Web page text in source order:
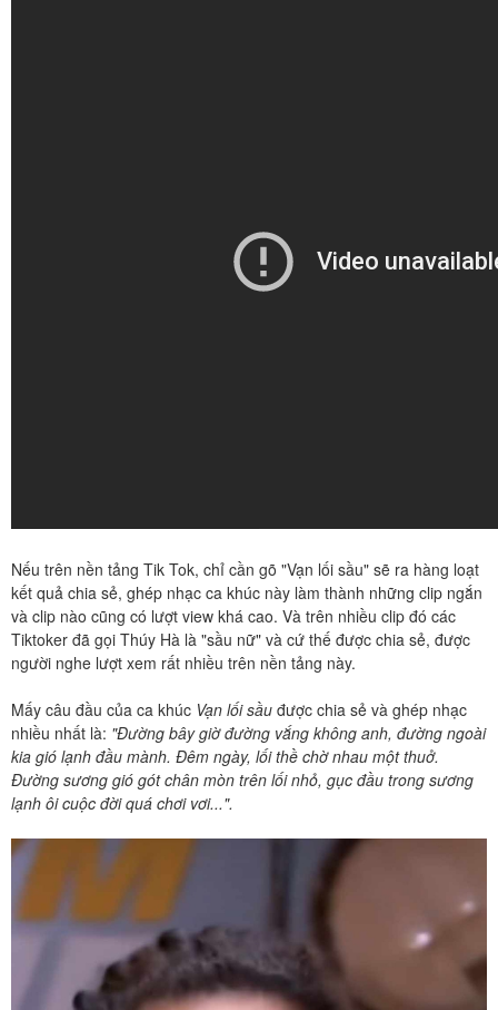
Nếu trên nền tảng Tik Tok, chỉ cần gõ "Vạn lối sầu" sẽ ra hàng loạt
kết quả chia sẻ, ghép nhạc ca khúc này làm thành những clip ngắn
và clip nào cũng có lượt view khá cao. Và trên nhiều clip đó các
Tiktoker đã gọi Thúy Hà là "sầu nữ" và cứ thế được chia sẻ, được
người nghe lượt xem rất nhiều trên nền tảng này.
Mấy câu đầu của ca khúc Vạn lối sầu được chia sẻ và ghép nhạc
nhiều nhất là: "Đường bây giờ đường vắng không anh, đường ngoài
kia gió lạnh đầu mành. Đêm ngày, lối thề chờ nhau một thuở.
Đường sương gió gót chân mòn trên lối nhỏ, gục đầu trong sương
lạnh ôi cuộc đời quá chơi vơi...".